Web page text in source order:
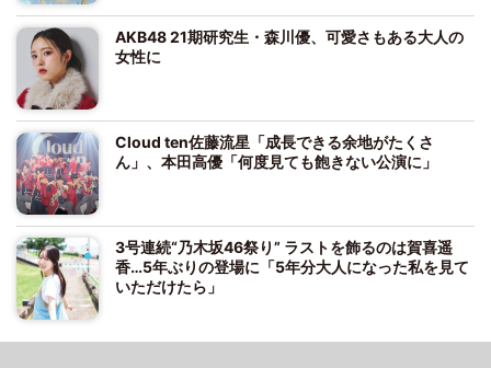
AKB48 21期研究生・森川優、可愛さもある大人の
女性に
Cloud ten佐藤流星「成長できる余地がたくさ
ん」、本田高優「何度見ても飽きない公演に」
3号連続“乃木坂46祭り” ラストを飾るのは賀喜遥
香…5年ぶりの登場に「5年分大人になった私を見て
いただけたら」